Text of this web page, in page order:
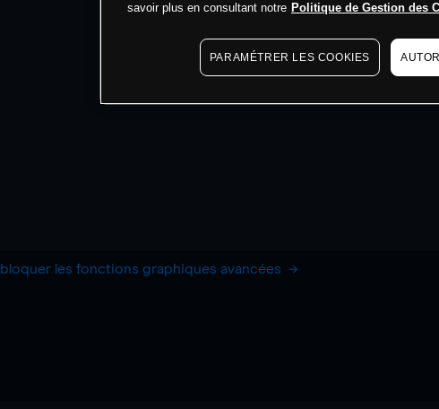
les fonctions graphiques avancées
savoir plus en consultant notre Politique de Gestion des
PARAMÉTRER LES COOKIES